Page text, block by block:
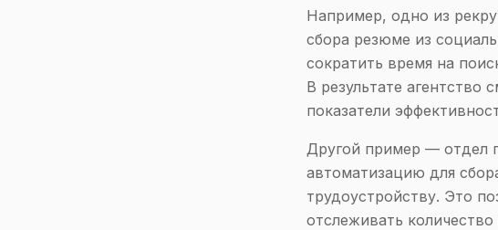
Например, одно из
сбора резюме из
сократить время на
В результате агентство
показатели
Другой пример — отдел
автоматизацию для
трудоустройству. Это
отслеживать